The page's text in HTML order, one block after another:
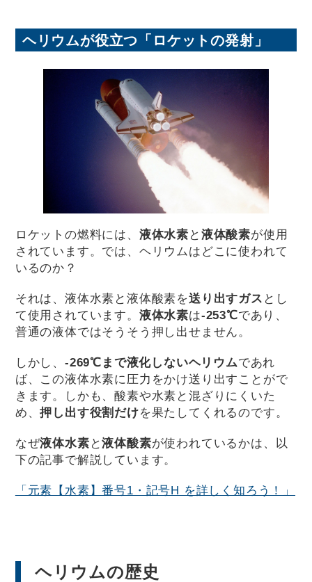
ヘリウムが役立つ「ロケットの発射」
ロケットの燃料には、 液体水素 と 液体酸素が使用
されています。では、ヘリウムはどこに使われて
いるのか？
それは、液体水素と液体酸素を送り出すガス とし
て使用されています。 液体水素は-253℃であり、
普通の液体ではそうそう押し出せません。
しかし、-269℃まで液化しないヘリウムであれ
ば、この液体水素に圧力をかけ送り出すことがで
きます。しかも、酸素や水素と混ざりにくいた
め、押し出す役割だけを果たしてくれるのです。
なぜ液体水素 と液体酸素が使われているかは、以
下の記事で解説しています。
「元素【水素】番号1・記号H を詳しく知ろう！」
ヘリウムの歴史